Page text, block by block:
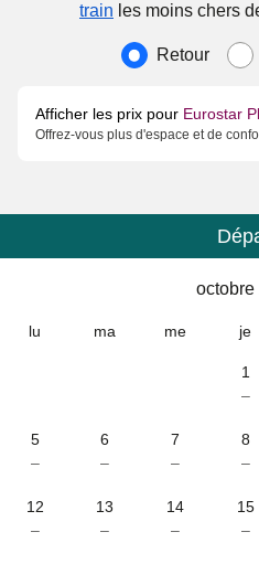
train les moins chers
Type de voyage
Retour
Afficher les prix pour Eurostar
Offrez-vous plus d'espace et de
octobre
lu ma me je
1
–
5
–
6
–
7
–
8
–
12
–
13
–
14
–
15
–